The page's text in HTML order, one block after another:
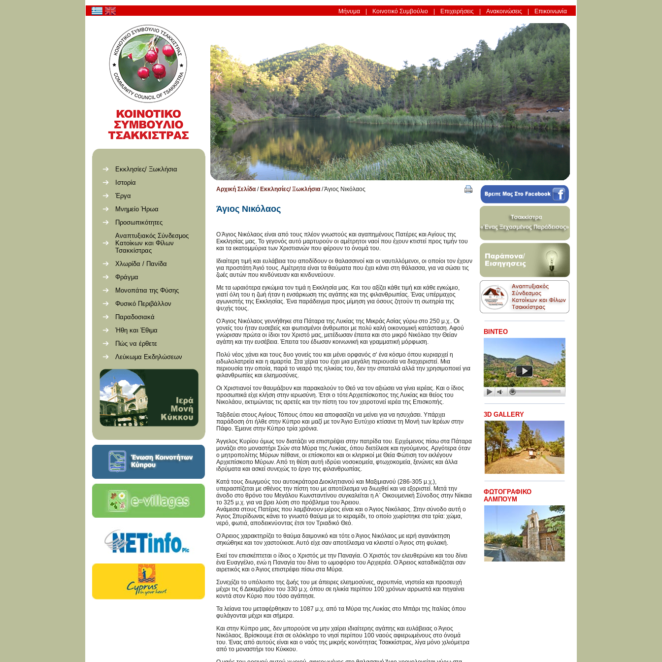
Μήνυμα Κοινοτικό Συμβούλιο Επιχειρήσεις Ανακοινώσεις Επικοινωνία
Εκκλησίες/ Ξωκλήσια
Ιστορία
Έργα
Μνημείο Ήρωα
Προσωπικότητες
Αναπτυξιακός Σύνδεσμος
Κατοίκων και Φίλων
Τσακκίστρας
Χλωρίδα / Πανίδα
Φράγμα
Μονοπάτια της Φύσης
Φυσικό Περιβάλλον
Παραδοσιακά
Ήθη και Έθιμα
Πώς να έρθετε
Λεύκωμα Εκδηλώσεων
Αρχική Σελίδα / Εκκλησίες/ Ξωκλήσια /Άγιος Νικόλαος
Άγιος Νικόλαος
Ο Άγιος Νικόλαος είναι από τους πλέον γνωστούς και αγαπημένους Πατέρες και Αγίους της
Εκκλησίας μας. Το γεγονός αυτό μαρτυρούν οι αμέτρητοι ναοί που έχουν κτιστεί προς τιμήν του
και τα εκατομμύρια των Χριστιανών που φέρουν το όνομά του.
Ιδιαίτερη τιμή και ευλάβεια του αποδίδουν οι θαλασσινοί και οι ναυτιλλόμενοι, οι οποίοι τον έχουν
για προστάτη Άγιό τους. Αμέτρητα είναι τα θαύματα που έχει κάνει στη θάλασσα, για να σώσει τις
ζωές αυτών που κινδύνευαν και κινδυνεύουν.
Με τα ωραιότερα εγκώμια τον τιμά η Εκκλησία μας. Και του αξίζει κάθε τιμή και κάθε εγκώμιο,
γιατί όλη του η ζωή ήταν η ενσάρκωση της αγάπης και της φιλανθρωπίας. Ένας υπέρμαχος
αγωνιστής της Εκκλησίας. Ένα παράδειγμα προς μίμηση για όσους ζητούν τη σωτηρία της
ψυχής τους.
Ο Άγιος Νικόλαος γεννήθηκε στα Πάταρα της Λυκίας της Μικράς Ασίας γύρω στο 250 μ.χ.. Οι
γονείς του ήταν ευσεβείς και φωτισμένοι άνθρωποι με πολύ καλή οικονομική κατάσταση. Αφού
γνώρισαν πρώτα οι ίδιοι τον Χριστό μας, μετέδωσαν έπειτα και στο μικρό Νικόλαο την Θείαν
αγάπη και την ευσέβεια. Έπειτα του έδωσαν κοινωνική και γραμματική μόρφωση.
Πολύ νέος χάνει και τους δυο γονείς του και μένει ορφανός σ’ ένα κόσμο όπου κυριαρχεί η
ειδωλολατρεία και η αμαρτία. Στα χέρια του έχει μια μεγάλη περιουσία να διαχειριστεί. Μια
περιουσία την οποία, παρά το νεαρό της ηλικίας του, δεν την σπαταλά αλλά την χρησιμοποιεί για
φιλανθρωπίες και ελεημοσύνες.
Οι Χριστιανοί τον θαυμάζουν και παρακαλούν το Θεό να τον αξιώσει να γίνει ιερέας. Και ο ίδιος
προσωπικά είχε κλήση στην ιερωσύνη. Έτσι ο τότε Αρχιεπίσκοπος της Λυκίας και θείος του
Νικολάου, εκτιμώντας τις αρετές και την πίστη του τον χειροτονεί ιερέα της Επισκοπής.
Ταξιδεύει στους Αγίους Τόπους όπου κια αποφασίζει να μείνει για να ησυχάσει. Υπάρχει
παράδοση ότι ήλθε στην Κύπρο και μαζί με τον Άγιο Ευτύχιο κτίσανε τη Μονή των Ιερέων στην
Πάφο. Έμεινε στην Κύπρο τρία χρόνια.
Άγγελος Κυρίου όμως τον διατάζει να επιστρέψει στην πατρίδα του. Ερχόμενος πίσω στα Πάταρα
μονάζει στο μοναστήρι Σιών στα Μύρα της Λυκίας, όπου διετέλεσε και ηγούμενος. Αργότερα όταν
ο μητροπολίτης Μύρων πέθανε, οι επίσκοποι και οι κληρικοί με Θεία Φώτιση τον εκλέγουν
Αρχιεπίσκοπο Μύρων. Από τη θέση αυτή ιδρύει νοσοκομεία, φτωχοκομεία, ξενώνες και άλλα
ιδρύματα και ασκεί συνεχώς το έργο της φιλανθρωπίας.
Κατά τους διωγμούς του αυτοκράτορα Διοκλητιανού και Μαξιμιανού (286-305 μ.χ.),
υπερασπίζεται με σθένος την πίστη του με αποτέλεσμα να διωχθεί και να εξοριστεί. Μετά την
άνοδο στο θρόνο του Μεγάλου Κωνσταντίνου συγκαλείται η Α΄ Οικουμενική Σύνοδος στην Νίκαια
το 325 μ.χ. για να βρει λύση στο πρόβλημα του Άρειου.
Ανάμεσα στους Πατέρες που λαμβάνουν μέρος είναι και ο Άγιος Νικόλαος. Στην σύνοδο αυτή ο
Άγιος Σπυρίδωνας κάνει το γνωστό θαύμα με το κεραμίδι, το οποίο χωρίστηκε στα τρία: χώμα,
νερό, φωτιά, αποδεικνύοντας έτσι τον Τριαδικό Θεό.
Ο Άρειος χαρακτηρίζει το θαύμα δαιμονικό και τότε ο Άγιος Νικόλαος με ιερή αγανάκτηση
σηκώθηκε και τον χαστούκισε. Αυτό είχε σαν αποτέλεσμα να κλειστεί ο Άγιος στη φυλακή.
Εκεί τον επισκέπτεται ο ίδιος ο Χριστός με την Παναγία. Ο Χριστός τον ελευθερώνει και του δίνει
ένα Ευαγγέλιο, ενώ η Παναγία του δίνει το ωμοφόριο του Αρχιερέα. Ο Άρειος καταδικάζεται σαν
αιρετικός και ο Άγιος επιστρέφει πίσω στα Μύρα.
Συνεχίζει το υπόλοιπο της ζωής του με άπειρες ελεημοσύνες, αγρυπνία, νηστεία και προσευχή
μέχρι τις 6 Δεκεμβρίου του 330 μ.χ. όπου σε ηλικία περίπου 100 χρόνων αρρωστά και πηγαίνει
κοντά στον Κύριο που τόσο αγάπησε.
Τα λείανα του μεταφέρθηκαν το 1087 μ.χ. από τα Μύρα της Λυκίας στο Μπάρι της Ιταλίας όπου
φυλάγονται μέχρι και σήμερα.
Και στην Κύπρο μας, δεν μπορούσε να μην χαίρει ιδιαίτερης αγάπης και ευλάβειας ο Άγιος
Νικόλαος. Βρίσκουμε έτσι σε ολόκληρο το νησί περίπου 100 ναούς αφιερωμένους στο όνομά
του. Ένας από αυτούς είναι και ο ναός της μικρής κοινότητας Τσακκίστρας, λίγα μόνο χιλιόμετρα
από το μοναστήρι του Κύκκου.
ΒΙΝΤΕΟ
3D GALLERY
ΦΩΤΟΓΡΑΦΙΚΟ
ΑΛΜΠΟΥΜ